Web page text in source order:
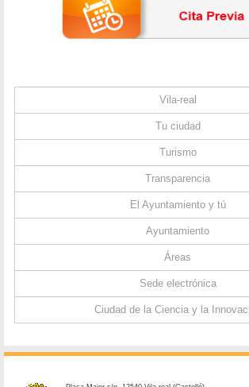
Vila-real
Tu ciudad
Turismo
Transparencia
El Ayuntamiento y tú
Ayuntamiento
Áreas
Sede electrónica
Ciudad de la Ciencia y la